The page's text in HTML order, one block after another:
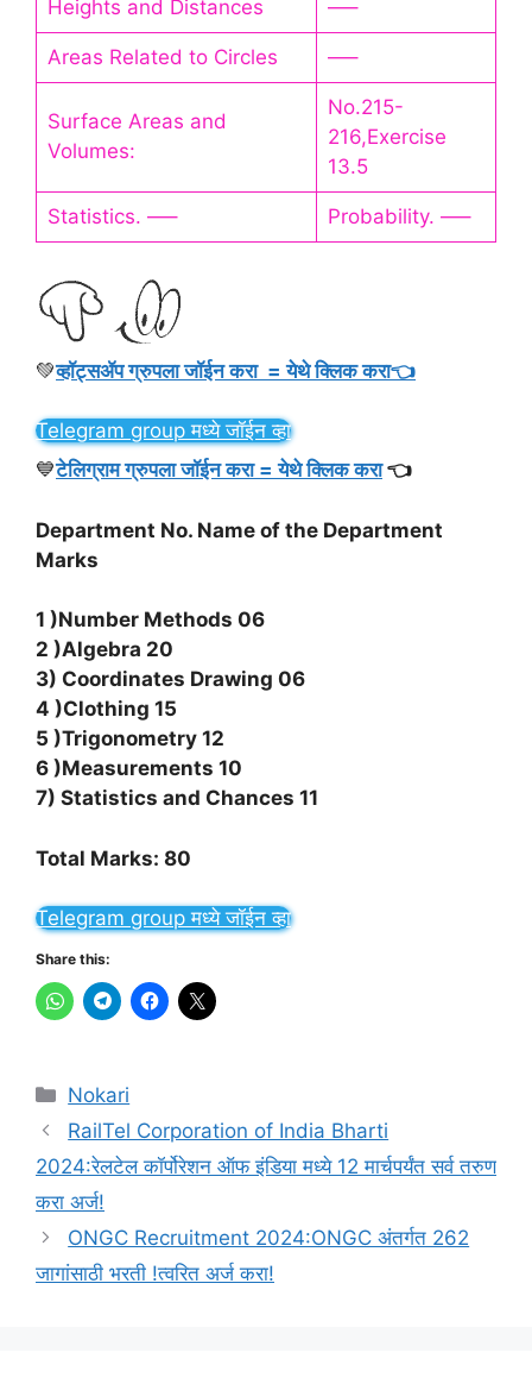
Heights and Distances —–
Areas Related to Circles —–
Surface Areas and
Volumes:
No.215-
216,Exercise
13.5
Statistics. —– Probability. —–
💚व्हॉट्सॲप ग्रुपला जॉईन करा = येथे क्लिक करा👈
Telegram group मध्ये जॉईन व्हा
💙टेलिग्राम ग्रुपला जॉईन करा = येथे क्लिक करा👈
Department No. Name of the Department
Marks
1 )Number Methods 06
2 )Algebra 20
3) Coordinates Drawing 06
4 )Clothing 15
5 )Trigonometry 12
6 )Measurements 10
7) Statistics and Chances 11
Total Marks: 80
Telegram group मध्ये जॉईन व्हा
Share this:
Categories
Nokari
RailTel Corporation of India Bharti
2024:रेलटेल कॉर्पोरेशन ऑफ इंडिया मध्ये 12 मार्चपर्यंत सर्व तरुण
करा अर्ज!
ONGC Recruitment 2024:ONGC अंतर्गत 262
जागांसाठी भरती !त्वरित अर्ज करा!